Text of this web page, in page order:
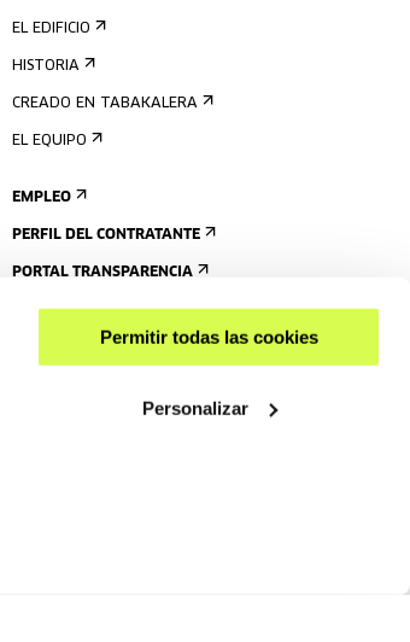
Permitir todas las cookies
Personalizar
EL EDIFICIO
HISTORIA
CREADO EN TABAKALERA
EL EQUIPO
EMPLEO
PERFIL DEL CONTRATANTE
PORTAL TRANSPARENCIA